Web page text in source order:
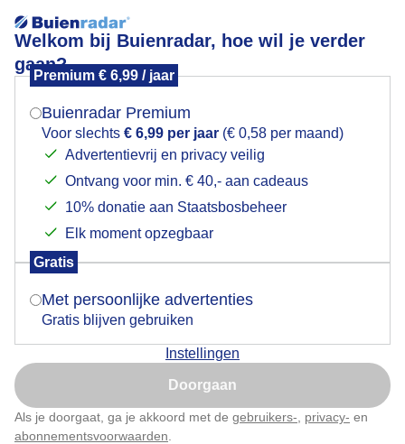
Welkom bij Buienradar, hoe wil je verder
gaan?
Premium € 6,99 / jaar
Buienradar Premium
Voor slechts € 6,99 per jaar (€ 0,58 per maand)
Advertentievrij en privacy veilig
Ontvang voor min. € 40,- aan cadeaus
10% donatie aan Staatsbosbeheer
Elk moment opzegbaar
Gratis
Met persoonlijke advertenties
Gratis blijven gebruiken
Instellingen
Doorgaan
Als je doorgaat, ga je akkoord met de gebruikers- privacy- en
abonnementsvoorwaarden
Bewolking
Door: Jolanda Bakker Gemaakt: 11-10-2025, 26x bekeken
Mogen we je locatie gebruiken voor het
Indien je hier nog geen akkoord op hebt gegeven,
verschijnt er zo een pop-up uit je browser waarin
Is goed, toon de popup
Nu niet, misschien later
Klik hierom dit aan te passen